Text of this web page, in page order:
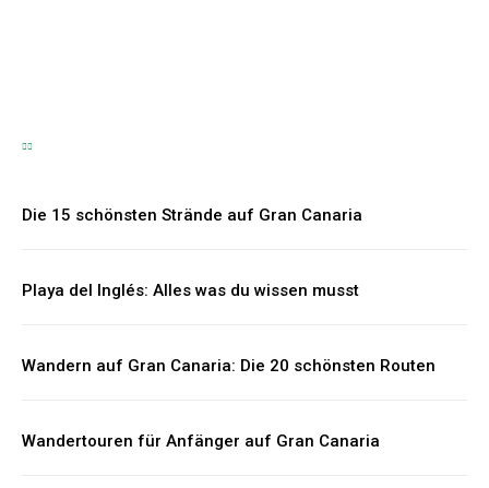
Die 15 schönsten Strände auf Gran Canaria
Playa del Inglés: Alles was du wissen musst
Wandern auf Gran Canaria: Die 20 schönsten Routen
Wandertouren für Anfänger auf Gran Canaria